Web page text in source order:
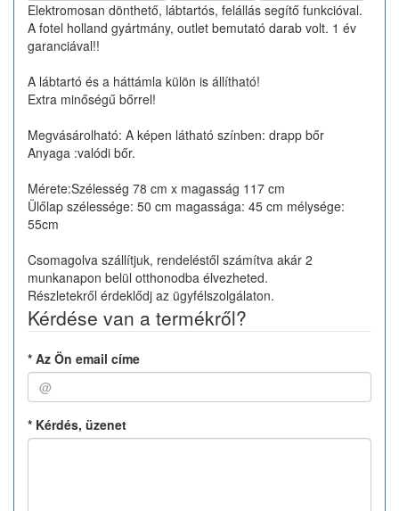
Elektromosan dönthető, lábtartós, felállás segítő funkcióval.
A fotel holland gyártmány, outlet bemutató darab volt. 1 év
garanciával!!
A lábtartó és a háttámla külön is állítható!
Extra minőségű bőrrel!
Megvásárolható: A képen látható színben: drapp bőr
Anyaga :valódi bőr.
Mérete:Szélesség 78 cm x magasság 117 cm
Ülőlap szélessége: 50 cm magassága: 45 cm mélysége:
55cm
Csomagolva szállítjuk, rendeléstől számítva akár 2
munkanapon belül otthonodba élvezheted.
Részletekről érdeklődj az ügyfélszolgálaton.
Kérdése van a termékről?
* Az Ön email címe
* Kérdés, üzenet